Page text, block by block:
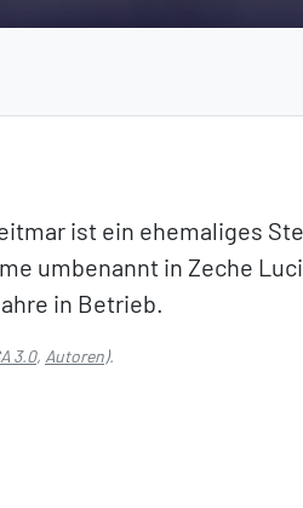
ist ein ehemaliges
umbenannt in Zeche
in Betrieb.
3.0, Autoren).